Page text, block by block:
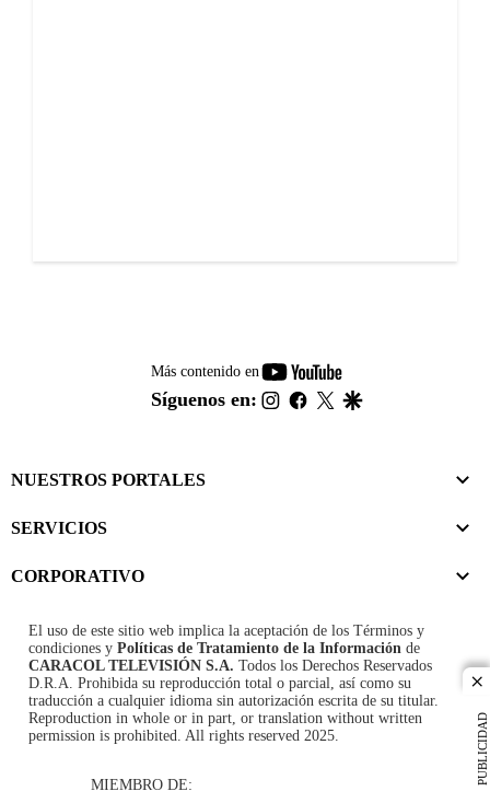
PUBLICIDAD
Más contenido en
youtube-
footer
Síguenos en: instagram
facebook
twitter
NUESTROS PORTALES
SERVICIOS
CORPORATIVO
El uso de este sitio web implica la aceptación de los Términos y
condiciones y Políticas de Tratamiento de la Información de
CARACOL TELEVISIÓN S.A. Todos los Derechos Reservados
D.R.A. Prohibida su reproducción total o parcial, así como su
traducción a cualquier idioma sin autorización escrita de su titular.
Reproduction in whole or in part, or translation without written
permission is prohibited. All rights reserved 2025.
MIEMBRO DE: